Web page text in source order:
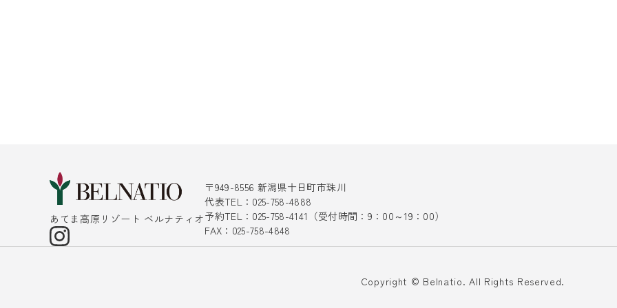
あてま高原リゾート ベルナティオ
〒949-8556 新潟県十日町市珠川
代表TEL：025-758-4888
予約TEL：025-758-4141（受付時間：9：00～19：00）
FAX：025-758-4848
Copyright © Belnatio. All Rights Reserved.